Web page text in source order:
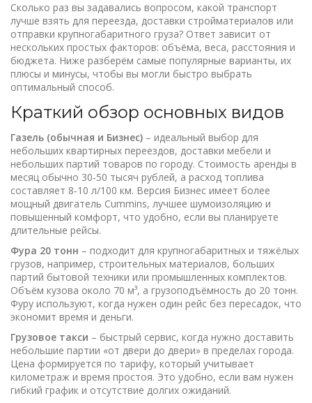
Сколько раз вы задавались вопросом, какой транспорт
лучше взять для переезда, доставки стройматериалов или
отправки крупногабаритного груза? Ответ зависит от
нескольких простых факторов: объёма, веса, расстояния и
бюджета. Ниже разберём самые популярные варианты, их
плюсы и минусы, чтобы вы могли быстро выбрать
оптимальный способ.
Краткий обзор основных видов
Газель (обычная и Бизнес) – идеальный выбор для
небольших квартирных переездов, доставки мебели и
небольших партий товаров по городу. Стоимость аренды в
месяц обычно 30‑50 тысяч рублей, а расход топлива
составляет 8‑10 л/100 км. Версия Бизнес имеет более
мощный двигатель Cummins, лучшее шумоизоляцию и
повышенный комфорт, что удобно, если вы планируете
длительные рейсы.
Фура 20 тонн – подходит для крупногабаритных и тяжёлых
грузов, например, строительных материалов, больших
партий бытовой техники или промышленных комплектов.
Объём кузова около 70 м³, а грузоподъёмность до 20 тонн.
Фуру используют, когда нужен один рейс без пересадок, что
экономит время и деньги.
Грузовое такси – быстрый сервис, когда нужно доставить
небольшие партии «от двери до двери» в пределах города.
Цена формируется по тарифу, который учитывает
километраж и время простоя. Это удобно, если вам нужен
гибкий график и отсутствие долгих ожиданий.